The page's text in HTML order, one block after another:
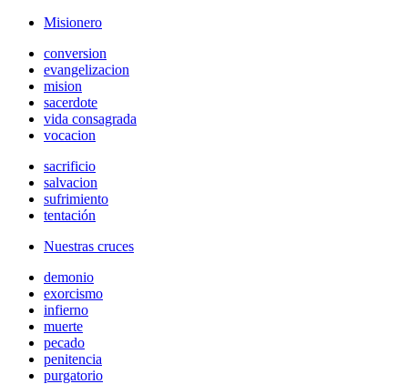
Misionero
conversion
evangelizacion
mision
sacerdote
vida consagrada
vocacion
sacrificio
salvacion
sufrimiento
tentación
Nuestras cruces
demonio
exorcismo
infierno
muerte
pecado
penitencia
purgatorio